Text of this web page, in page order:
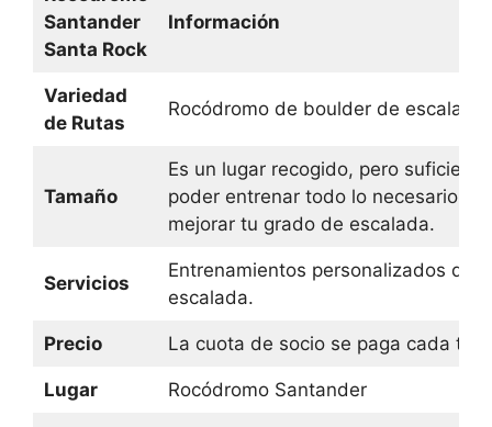
Santander
Santa Rock
Información
Variedad
de Rutas
Rocódromo de boulder de escalada
Tamaño
Es un lugar recogido, pero
poder entrenar todo lo necesario
mejorar tu grado de escalada.
Servicios
Entrenamientos personalizados de
escalada.
Precio La cuota de socio se paga cada
Lugar Rocódromo Santander